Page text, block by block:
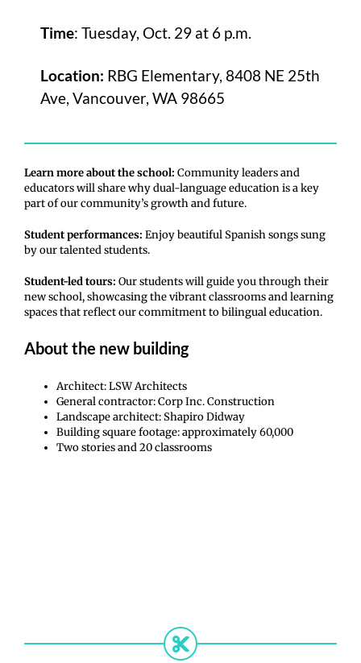
Time: Tuesday, Oct. 29 at 6 p.m.
Location: RBG Elementary, 8408 NE 25th
Ave, Vancouver, WA 98665
Learn more about the school: Community leaders and
educators will share why dual-language education is a key
part of our community’s growth and future.
Student performances: Enjoy beautiful Spanish songs sung
by our talented students.
Student-led tours: Our students will guide you through their
new school, showcasing the vibrant classrooms and learning
spaces that reflect our commitment to bilingual education.
About the new building
Architect: LSW Architects
General contractor: Corp Inc. Construction
Landscape architect: Shapiro Didway
Building square footage: approximately 60,000
Two stories and 20 classrooms